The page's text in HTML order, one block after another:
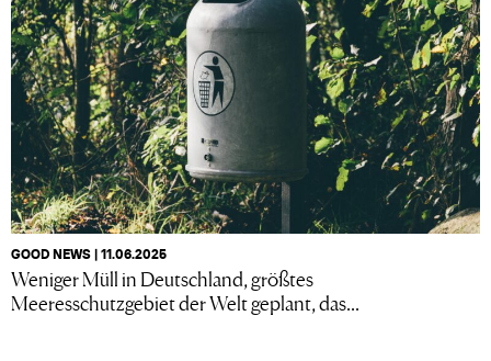
GOOD NEWS | 11.06.2025
Weniger Müll in Deutschland, größtes
Meeresschutzgebiet der Welt geplant, das...